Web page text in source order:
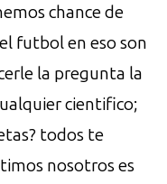
chance de
futbol en eso son
la pregunta la
cientifico;
todos te
nosotros es